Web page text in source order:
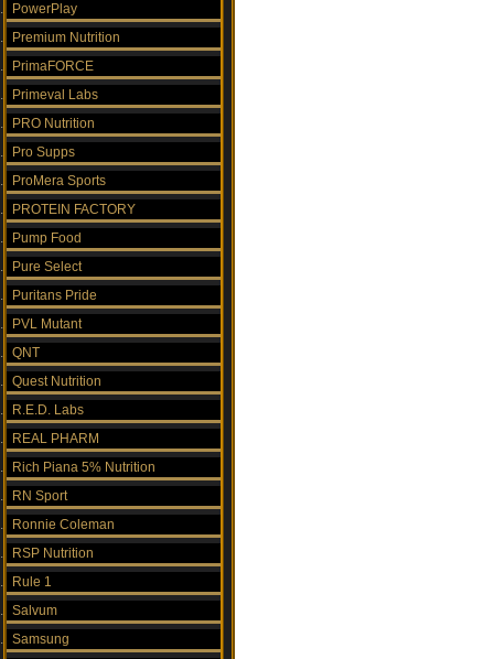
PowerPlay
Premium Nutrition
PrimaFORCE
Primeval Labs
PRO Nutrition
Pro Supps
ProMera Sports
PROTEIN FACTORY
Pump Food
Pure Select
Puritans Pride
PVL Mutant
QNT
Quest Nutrition
R.E.D. Labs
REAL PHARM
Rich Piana 5% Nutrition
RN Sport
Ronnie Coleman
RSP Nutrition
Rule 1
Salvum
Samsung